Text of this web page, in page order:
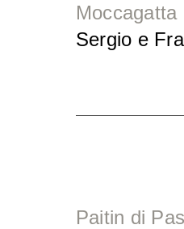
Moccagatta
Sergio e
Paitin di